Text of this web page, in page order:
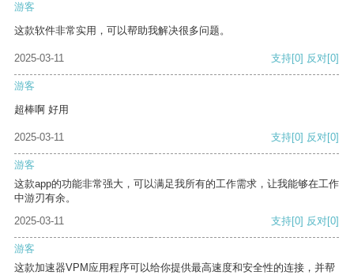
游客
这款软件非常实用，可以帮助我解决很多问题。
2025-03-11 支持[0] 反对[0]
游客
超棒啊 好用
2025-03-11 支持[0] 反对[0]
游客
这款app的功能非常强大，可以满足我所有的工作需求，让我能够在工作
中游刃有余。
2025-03-11
支持[0] 反对[0]
游客
这款加速器VPM应用程序可以给你提供最高速度和安全性的连接，并帮